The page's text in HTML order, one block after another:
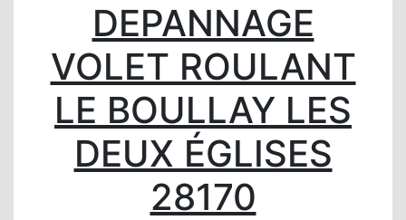
DEPANNAGE
VOLET ROULANT
LE BOULLAY LES
DEUX ÉGLISES
28170